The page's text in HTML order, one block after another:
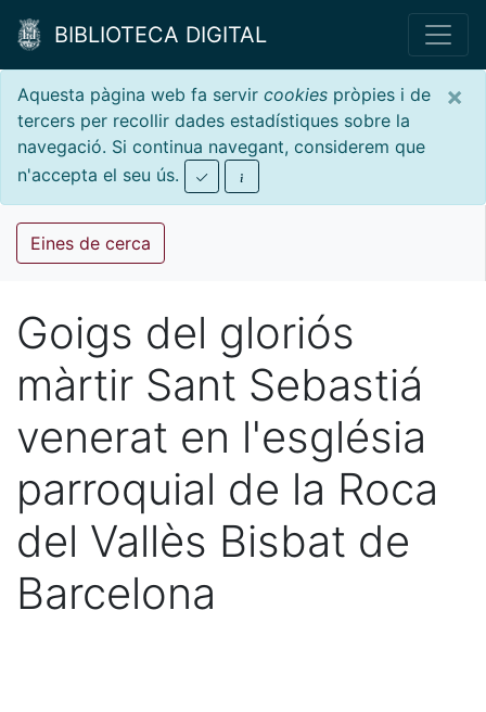
BIBLIOTECA DIGITAL
×
Aquesta pàgina web fa servir cookies pròpies i de
tercers per recollir dades estadístiques sobre la
navegació. Si continua navegant, considerem que
n'accepta el seu ús.
Eines de cerca
Goigs del gloriós
màrtir Sant Sebastiá
venerat en l'església
parroquial de la Roca
del Vallès Bisbat de
Barcelona